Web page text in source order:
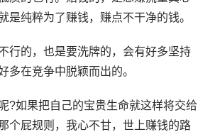
是纯粹为了赚钱，赚点不干净的钱。
行的，也是要洗牌的，会有好多坚持
多在竞争中脱颖而出的。
?如果把自己的宝贵生命就这样将交给
个屁规则，我心不甘，世上赚钱的路